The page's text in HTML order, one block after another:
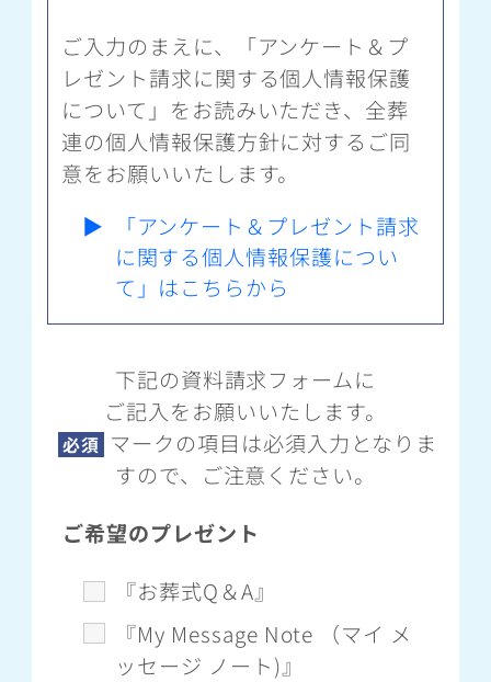
ご入力のまえに、「アンケート＆プ
レゼント請求に関する個人情報保護
について」をお読みいただき、全葬
連の個人情報保護方針に対するご同
意をお願いいたします。
▶
「アンケート＆プレゼント請求
に関する個人情報保護につい
て」はこちらから
下記の資料請求フォームに
ご記入をお願いいたします。
必須 マークの項目は必須入力となりま
すので、ご注意ください。
ご希望のプレゼント
『お葬式Q＆A』
『My Message Note （マイ メ
ッセージ ノート)』